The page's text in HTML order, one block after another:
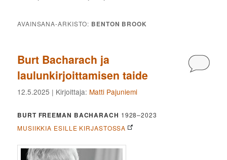
AVAINSANA-ARKISTO: BENTON BROOK
Burt Bacharach ja
laulunkirjoittamisen taide
12.5.2025 | Kirjoittaja: Matti Pajuniemi
BURT FREEMAN BACHARACH 1928–2023
MUSIIKKIA ESILLE KIRJASTOSSA